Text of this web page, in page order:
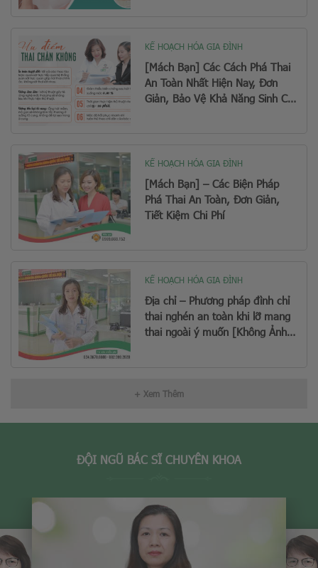
KẾ HOẠCH HÓA GIA ĐÌNH
[Mách Bạn] Các Cách Phá Thai
An Toàn Nhất Hiện Nay, Đơn
Giản, Bảo Vệ Khả Năng Sinh Con
KẾ HOẠCH HÓA GIA ĐÌNH
[Mách Bạn] – Các Biện Pháp
Phá Thai An Toàn, Đơn Giản,
Tiết Kiệm Chi Phí
KẾ HOẠCH HÓA GIA ĐÌNH
Địa chỉ – Phương pháp đình chỉ
thai nghén an toàn khi lỡ mang
thai ngoài ý muốn [Không Ảnh
+ Xem Thêm
ĐỘI NGŨ BÁC SĨ CHUYÊN KHOA